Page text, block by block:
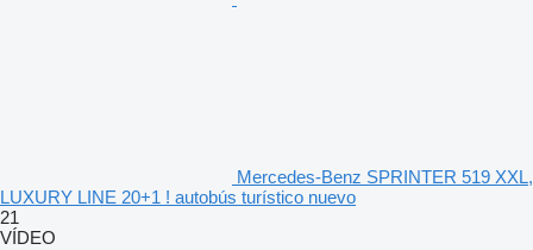
Mercedes-Benz SPRINTER 519 XXL,
LUXURY LINE 20+1 ! autobús turístico nuevo
21
VÍDEO